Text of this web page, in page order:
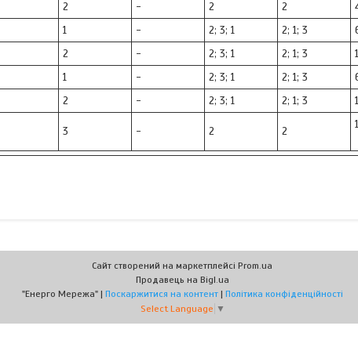
2 - 2 2
1 - 2; 3; 1 2; 1; 3
2 - 2; 3; 1 2; 1; 3
1 - 2; 3; 1 2; 1; 3
2 - 2; 3; 1 2; 1; 3
3 - 2 2
Сайт створений на маркетплейсі Prom.ua
Продавець на Bigl.ua
"Енерго Мережа" | Поскаржитися на контент | Політика конфіденційності
Select Language ▼